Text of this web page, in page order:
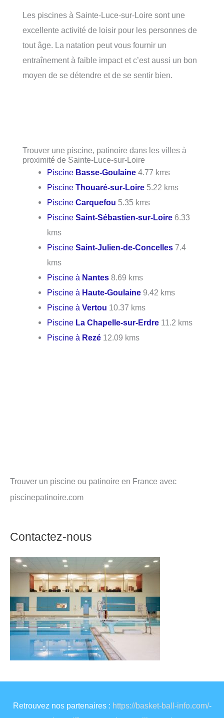
Les piscines à Sainte-Luce-sur-Loire sont une
excellente activité de loisir pour les personnes de
tout âge. La natation peut vous fournir un
entraînement à faible impact et c’est aussi un bon
moyen de se détendre et de se sentir bien.
Trouver une piscine, patinoire dans les villes à
proximité de Sainte-Luce-sur-Loire
Piscine Basse-Goulaine 4.77 kms
PiscineThouaré-sur-Loire 5.22 kms
PiscineCarquefou 5.35 kms
PiscineSaint-Sébastien-sur-Loire 6.33
kms
PiscineSaint-Julien-de-Concelles 7.4
kms
Piscine à Nantes 8.69 kms
Piscine à Haute-Goulaine 9.42 kms
Piscine àVertou 10.37 kms
Piscine La Chapelle-sur-Erdre 11.2 kms
Piscine à Rezé 12.09 kms
Trouver un piscine ou patinoire en France avec
piscinepatinoire.com
Contactez-nous
Retrouvez nos partenaires : https://basket-ball-info.com/-